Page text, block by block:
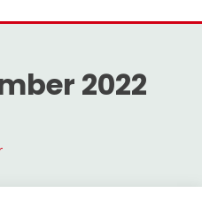
VIAGGI |
IN INDIA,
SU
INDIA,
2022